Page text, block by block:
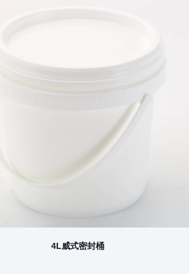
4L威式密封桶